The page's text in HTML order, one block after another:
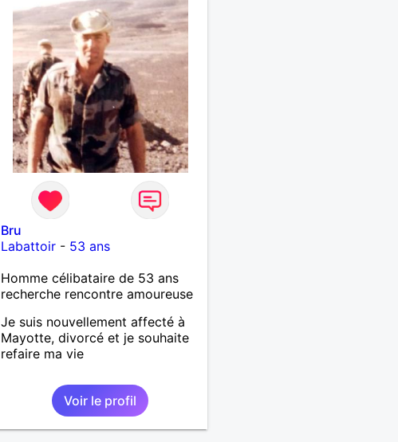
Bru
Labattoir - 53 ans
Homme célibataire de 53 ans
recherche rencontre amoureuse
Je suis nouvellement affecté à
Mayotte, divorcé et je souhaite
refaire ma vie
Voir le profil